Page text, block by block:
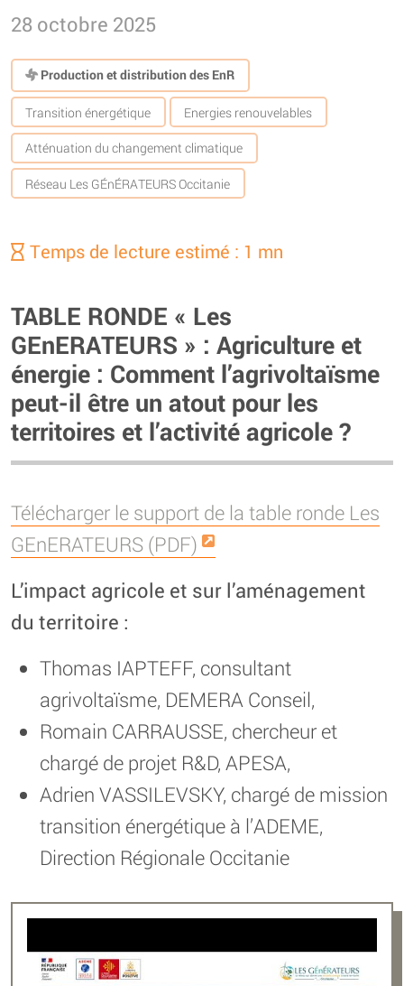
28 octobre 2025
Production et distribution des EnR
Transition énergétique Energies renouvelables
Atténuation du changement climatique
Réseau Les GÉnÉRATEURS Occitanie
Temps de lecture estimé : 1 mn
TABLE RONDE « Les
GEnERATEURS » : Agriculture et
énergie : Comment l’agrivoltaïsme
peut-il être un atout pour les
territoires et l’activité agricole ?
Télécharger le support de la table ronde Les
GEnERATEURS (PDF)
L’impact agricole et sur l’aménagement
du territoire :
Thomas IAPTEFF, consultant
agrivoltaïsme, DEMERA Conseil,
Romain CARRAUSSE, chercheur et
chargé de projet R&D, APESA,
Adrien VASSILEVSKY, chargé de mission
transition énergétique à l’ADEME,
Direction Régionale Occitanie